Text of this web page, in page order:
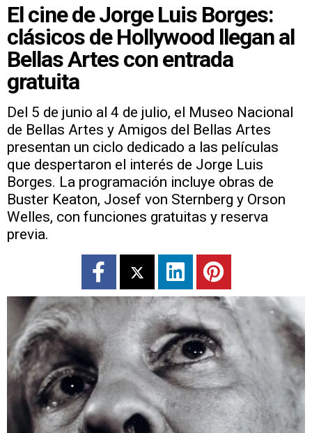
El cine de Jorge Luis Borges:
clásicos de Hollywood llegan al
Bellas Artes con entrada
gratuita
Del 5 de junio al 4 de julio, el Museo Nacional
de Bellas Artes y Amigos del Bellas Artes
presentan un ciclo dedicado a las películas
que despertaron el interés de Jorge Luis
Borges. La programación incluye obras de
Buster Keaton, Josef von Sternberg y Orson
Welles, con funciones gratuitas y reserva
previa.